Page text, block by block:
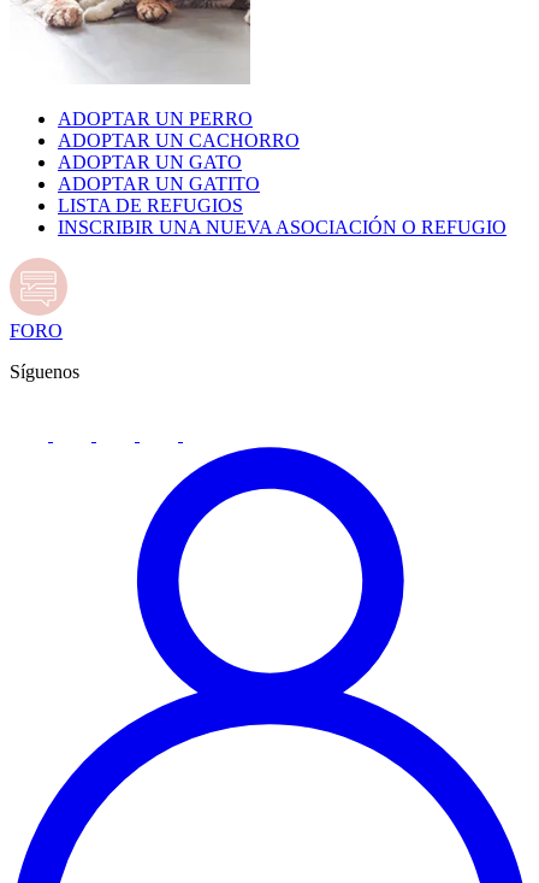
ADOPTAR UN PERRO
ADOPTAR UN CACHORRO
ADOPTAR UN GATO
ADOPTAR UN GATITO
LISTA DE REFUGIOS
INSCRIBIR UNA NUEVA ASOCIACIÓN O REFUGIO
FORO
Síguenos